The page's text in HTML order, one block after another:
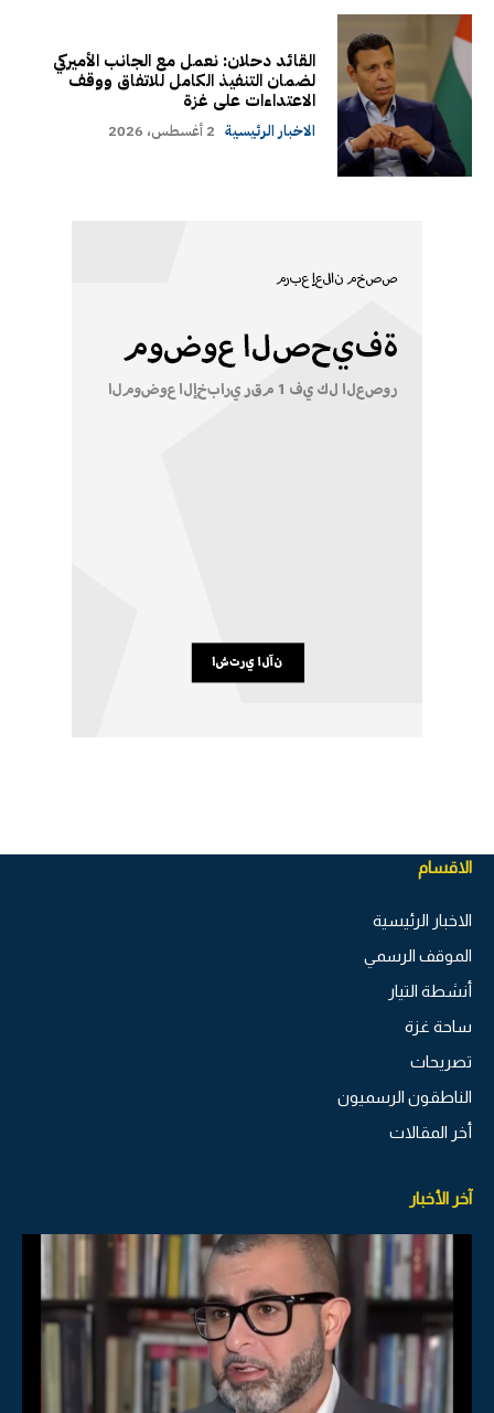
القائد دحلان: نعمل مع الجانب الأميركي
لضمان التنفيذ الكامل للاتفاق ووقف
الاعتداءات على غزة
الاخبار الرئيسية 2 أغسطس، 2026
الاقسام
الاخبار الرئيسية
الموقف الرسمي
أنشطة التيار
ساحة غزة
تصريحات
الناطقون الرسميون
أخر المقالات
آخر الأخبار